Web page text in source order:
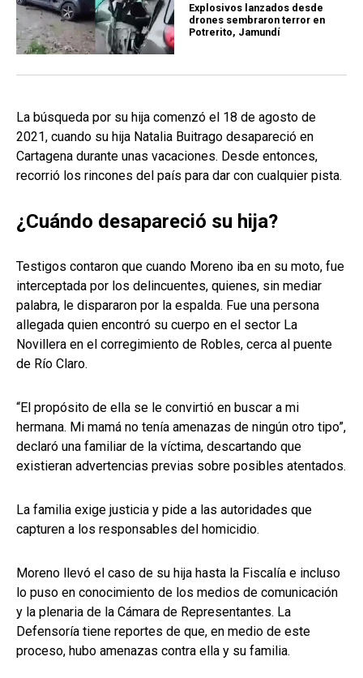
Explosivos lanzados desde
drones sembraron terror en
Potrerito, Jamundí
La búsqueda por su hija comenzó el 18 de agosto de
2021, cuando su hija Natalia Buitrago desapareció en
Cartagena durante unas vacaciones. Desde entonces,
recorrió los rincones del país para dar con cualquier pista.
¿Cuándo desapareció su hija?
Testigos contaron que cuando Moreno iba en su moto, fue
interceptada por los delincuentes, quienes, sin mediar
palabra, le dispararon por la espalda. Fue una persona
allegada quien encontró su cuerpo en el sector La
Novillera en el corregimiento de Robles, cerca al puente
de Río Claro.
“El propósito de ella se le convirtió en buscar a mi
hermana. Mi mamá no tenía amenazas de ningún otro tipo”,
declaró una familiar de la víctima, descartando que
existieran advertencias previas sobre posibles atentados.
La familia exige justicia y pide a las autoridades que
capturen a los responsables del homicidio.
Moreno llevó el caso de su hija hasta la Fiscalía e incluso
lo puso en conocimiento de los medios de comunicación
y la plenaria de la Cámara de Representantes. La
Defensoría tiene reportes de que, en medio de este
proceso, hubo amenazas contra ella y su familia.